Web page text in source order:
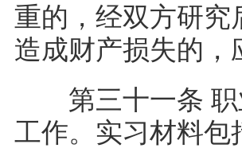
重的，经双方研究
造成财产损失的
第三十一条 职
工作。实习材料